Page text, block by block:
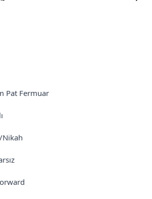
Pat Fermuar
Nikah